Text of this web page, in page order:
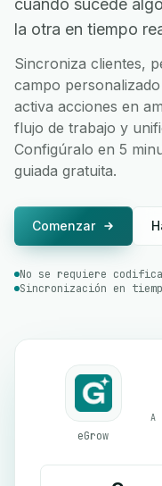
cuando sucede
la otra en tiempo
Sincroniza clientes,
campo
activa acciones en
flujo de trabajo y
Configúralo en 5
guiada gratuita.
Comenzar
No se requiere
Sincronización en
eGrow
A